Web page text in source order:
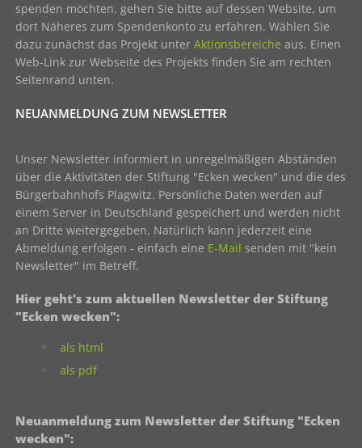
spenden möchten, gehen Sie bitte auf dessen Website, um
dort Näheres zum Spendenkonto zu erfahren. Wählen Sie
dazu zunächst das Projekt unterAktionsbereiche aus. Einen
Web-Link zur Webseite des Projekts finden Sie am rechten
Seitenrand unten.
NEUANMELDUNG ZUM NEWSLETTER
Unser Newsletter informiert in unregelmäßigen Abständen
über die Aktivitäten der Stiftung "Ecken wecken" und die des
Bürgerbahnhofs Plagwitz. Persönliche Daten werden auf
einem Server in Deutschland gespeichert und werden nicht
an Dritte weitergegeben. Natürlich kann jederzeit eine
Abmeldung erfolgen - einfach eine E-Mail senden mit "kein
Newsletter" im Betreff.
Hier geht's zum aktuellen Newsletter der Stiftung
"Ecken wecken":
als html
als pdf
Neuanmeldung zum Newsletter der Stiftung "Ecken
wecken":